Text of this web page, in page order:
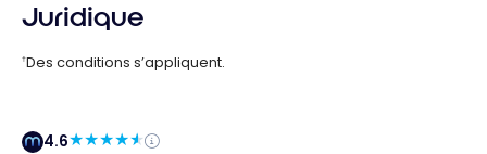
Juridique
†Des conditions s’appliquent.
4.6